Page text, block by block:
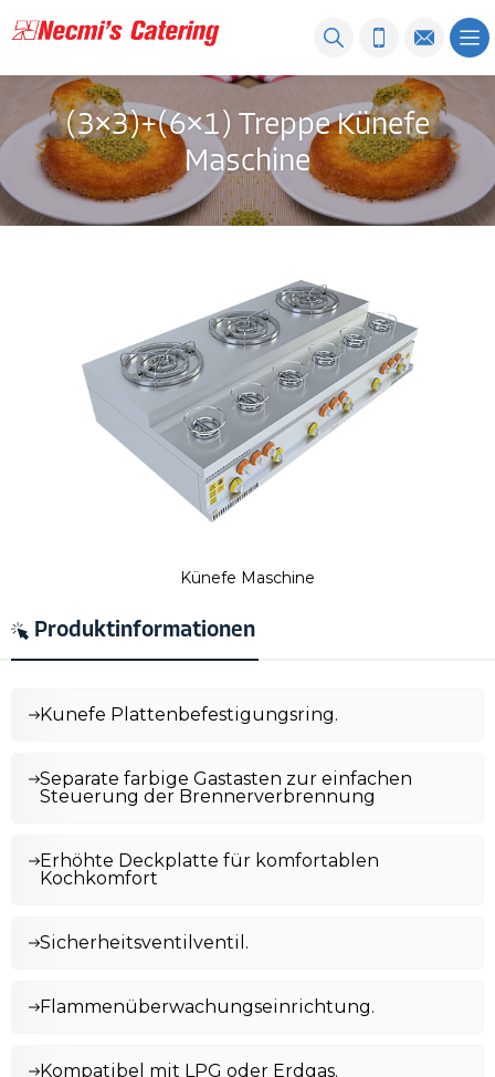
(3×3)+(6×1) Treppe Künefe
Maschine
Künefe Maschine
Produktinformationen
Kunefe Plattenbefestigungsring.
Separate farbige Gastasten zur einfachen
Steuerung der Brennerverbrennung
Erhöhte Deckplatte für komfortablen
Kochkomfort
Sicherheitsventilventil.
Flammenüberwachungseinrichtung.
Kompatibel mit LPG oder Erdgas.